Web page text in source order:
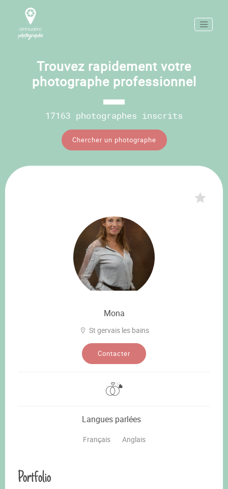
Trouvez rapidement votre
photographe professionnel
17163 photographes inscrits
Chercher un photographe
Mona
St gervais les bains
Contacter
Langues parlées
Français Anglais
Portfolio